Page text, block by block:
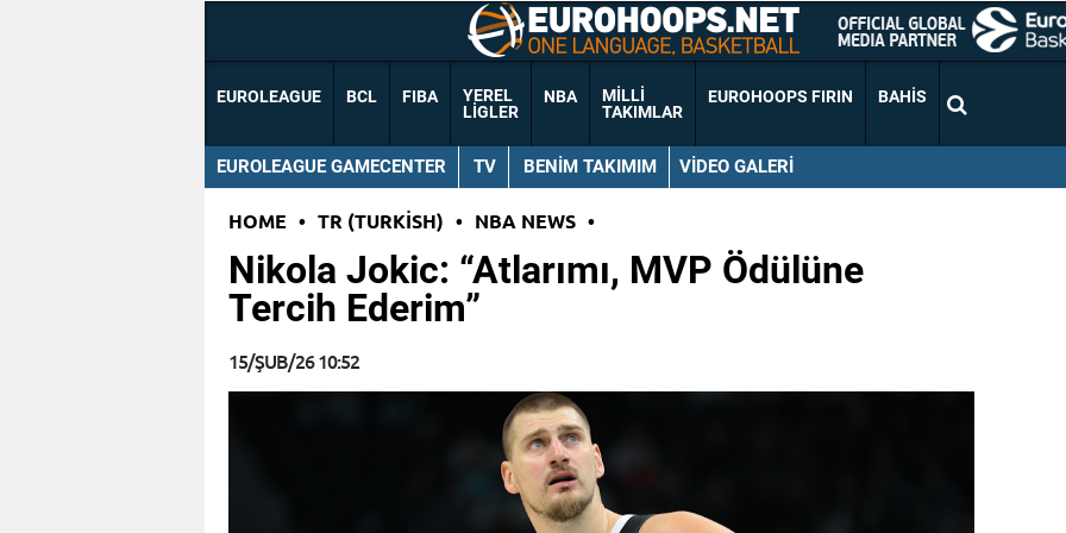
EUROLEAGUE BCL FIBA
YEREL
LIGLER
NBA
MILLI
TAKIMLAR
EUROHOOPS FIRIN BAHIS
EUROLEAGUE GAMECENTER TV BENIM TAKIMIM VIDEO GALERI
HOME • TR (TURKISH) • NBA NEWS •
Nikola Jokic: “Atlarımı, MVP Ödülüne
Tercih Ederim”
15/ŞUB/26 10:52